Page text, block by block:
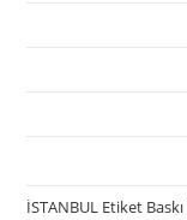
İSTANBUL Etiket